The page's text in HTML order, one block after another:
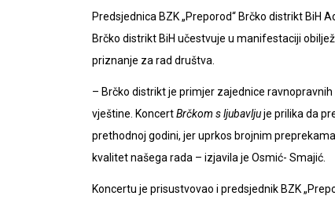
Predsjednica BZK „Preporod“ Brčko distrikt BiH
Brčko distrikt BiH učestvuje u manifestaciji
priznanje za rad društva.
– Brčko distrikt je primjer zajednice
vještine. KoncertBrčkom s ljubavljuje prilika da
prethodnoj godini, jer uprkos brojnim
kvalitet našega rada – izjavila je Osmić- Smajić.
Koncertu je prisustvovao i predsjednik BZK